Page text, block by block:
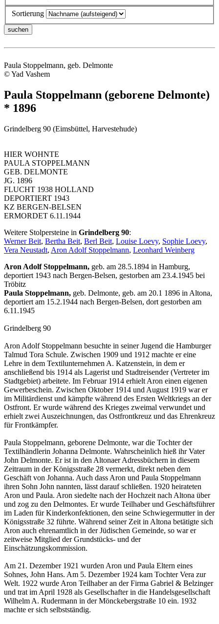
Sortierung
Paula Stoppelmann, geb. Delmonte
© Yad Vashem
Paula Stoppelmann (geborene Delmonte)
* 1896
Grindelberg 90 (Eimsbüttel, Harvestehude)
HIER WOHNTE
PAULA STOPPELMANN
GEB. DELMONTE
JG. 1896
FLUCHT 1938 HOLLAND
DEPORTIERT 1943
KZ BERGEN-BELSEN
ERMORDET 6.11.1944
Weitere Stolpersteine in Grindelberg 90:
Werner Beit, Bertha Beit, Berl Beit, Louise Loevy, Sophie Loevy,
Vera Neustadt, Aron Adolf Stoppelmann, Leonhard Weinberg
Aron Adolf Stoppelmann, geb. am 28.5.1894 in Hamburg,
deportiert 1943 nach Bergen-Belsen, gestorben am 23.4.1945 bei
Tröbitz
Paula Stoppelmann, geb. Delmonte, geb. am 20.1 1896 in Altona,
deportiert am 15.2.1944 nach Bergen-Belsen, dort gestorben am
6.11.1945
Grindelberg 90
Aron Adolf Stoppelmann besuchte in seiner Jugend die Hamburger
Talmud Tora Schule. Zwischen 1909 und 1912 machte er eine
Lehre in dem Textilunternehmen A. Katzenstein, in dem er
anschließend bis 1914 als Lagerist und Stadtreisender (Vertreter im
Stadtgebiet) arbeitete. Im Februar 1914 erhielt Aron einen eigenen
Gewerbeschein. Zwischen Oktober 1914 und August 1919 war er
im Militärdienst und kämpfte während des Ersten Weltkriegs an der
Ostfront. Er wurde während des Krieges zweimal verwundet und
erhielt zwei Auszeichnungen, das Ostfrontkreuz und das Ehrenkreuz
für Frontkämpfer.
Paula Stoppelmann, geborene Delmonte, war die Tochter der
Textilhändlerin Johanna Delmonte. Wahrscheinlich hieß ihr Vater
John Delmonte. Er ist in den Altonaer Adressbüchern in diesem
Zeitraum in der Königsstraße 28 vermerkt, direkt neben dem
Geschäft von Johanna. Auch dass Aron und Paula Stoppelmann
ihren Sohn John nannten, lässt darauf schließen. 1920 heirateten
Aron und Paula. Aron siedelte nach der Hochzeit nach Altona über
und zog zu den Delmontes. Er wurde Teilhaber und Geschäftsführer
im Laden für Kinderkonfektionen, den seine Schwiegermutter in der
Königsstraße 32 führte. Während seiner Zeit in Altona betätigte sich
Aron auch ehrenamtlich in der Jüdischen Gemeinde, so war er
zeitweise Mitglied der Grundstücks- und der
Einschätzungskommission.
Am 21. Dezember 1921 wurden Aron und Paula Eltern eines
Sohnes, John Hans. Am 5. Dezember 1924 kam Tochter Vera zur
Welt. 1922 wurde Aron Teilhaber an der Firma Gabriel & Belzinger
und trat im April 1928 als Gesellschafter in die Handelsgesellschaft
Wilhelm A. Rudermann in der Mönckebergstraße 10 ein. 1932
machte er sich selbstständig.